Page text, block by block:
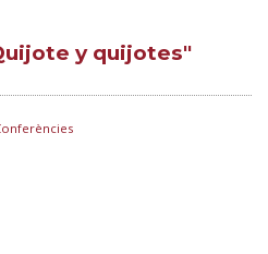
y quijotes"